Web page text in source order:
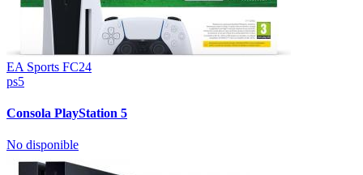
EA Sports FC24
ps5
Consola PlayStation 5
No disponible